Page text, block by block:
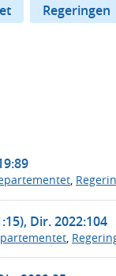
Regeringen
,
Dir. 2022:104
,